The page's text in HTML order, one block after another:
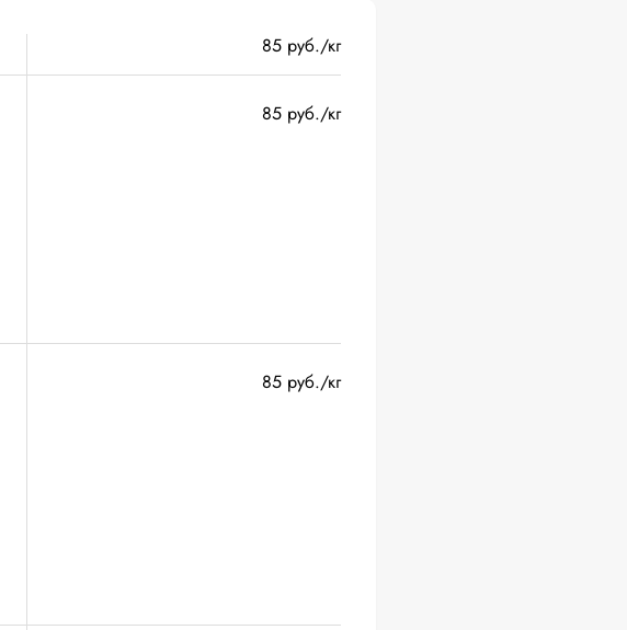
85 руб./кг
85 руб./кг
85 руб./кг